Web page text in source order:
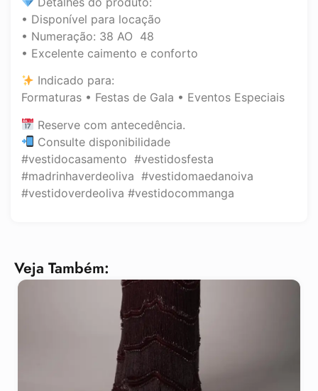
• Disponível para locação
• Numeração: 38 AO 48
• Excelente caimento e conforto
Indicado para:
Formaturas • Festas de Gala • Eventos Especiais
Reserve com antecedência.
Consulte disponibilidade
#vestidocasamento #vestidosfesta
#madrinhaverdeoliva #vestidomaedanoiva
#vestidoverdeoliva #vestidocommanga
Veja Também: